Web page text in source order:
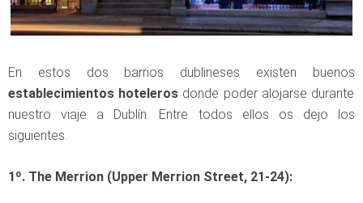
En estos dos barrios dublineses existen buenos
establecimientos hoteleros donde poder alojarse durante
nuestro viaje a Dublín. Entre todos ellos os dejo los
siguientes.
1º. The Merrion (Upper Merrion Street, 21-24):